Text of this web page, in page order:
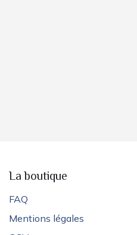
La boutique
FAQ
Mentions légales